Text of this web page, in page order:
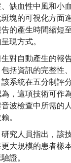
缺血性中風和小
塊的可視化方面
的產生時間縮短
現方式。
對自動產生的報
括資訊的完整性
系統在五分制評
，這項技術可作
波檢查中所需的
。
究人員指出，該
大規模的患者樣
證。